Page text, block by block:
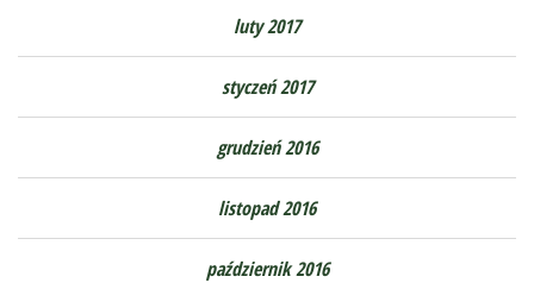
luty 2017
styczeń 2017
grudzień 2016
listopad 2016
październik 2016